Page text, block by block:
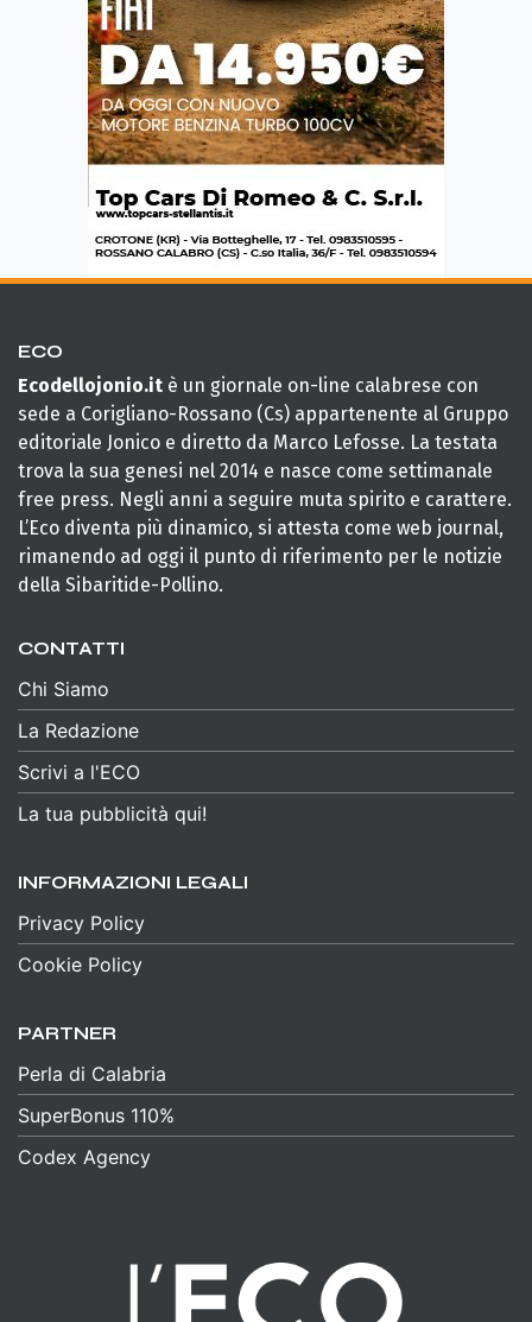
ECO
Ecodellojonio.it è un giornale on-line calabrese con
sede a Corigliano-Rossano (Cs) appartenente al Gruppo
editoriale Jonico e diretto da Marco Lefosse. La testata
trova la sua genesi nel 2014 e nasce come settimanale
free press. Negli anni a seguire muta spirito e carattere.
L’Eco diventa più dinamico, si attesta come web journal,
rimanendo ad oggi il punto di riferimento per le notizie
della Sibaritide-Pollino.
CONTATTI
Chi Siamo
La Redazione
Scrivi a l'ECO
La tua pubblicità qui!
INFORMAZIONI LEGALI
Privacy Policy
Cookie Policy
PARTNER
Perla di Calabria
SuperBonus 110%
Codex Agency